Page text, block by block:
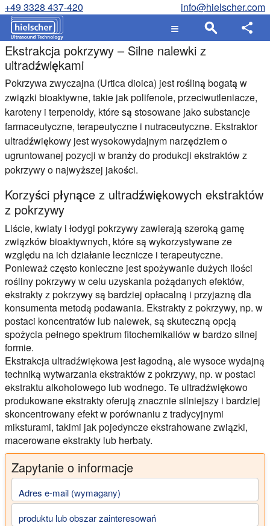
+49 3328 437-420 info@hielscher.com
Ekstrakcja pokrzywy – Silne nalewki z
ultradźwiękami
Pokrzywa zwyczajna (Urtica dioica) jest rośliną bogatą w
związki bioaktywne, takie jak polifenole, przeciwutleniacze,
karoteny i terpenoidy, które są stosowane jako substancje
farmaceutyczne, terapeutyczne i nutraceutyczne. Ekstraktor
ultradźwiękowy jest wysokowydajnym narzędziem o
ugruntowanej pozycji w branży do produkcji ekstraktów z
pokrzywy o najwyższej jakości.
Korzyści płynące z ultradźwiękowych ekstraktów
z pokrzywy
Liście, kwiaty i łodygi pokrzywy zawierają szeroką gamę
związków bioaktywnych, które są wykorzystywane ze
względu na ich działanie lecznicze i terapeutyczne.
Ponieważ często konieczne jest spożywanie dużych ilości
rośliny pokrzywy w celu uzyskania pożądanych efektów,
ekstrakty z pokrzywy są bardziej opłacalną i przyjazną dla
konsumenta metodą podawania. Ekstrakty z pokrzywy, np. w
postaci koncentratów lub nalewek, są skuteczną opcją
spożycia pełnego spektrum fitochemikaliów w bardzo silnej
formie.
Ekstrakcja ultradźwiękowa jest łagodną, ale wysoce wydajną
techniką wytwarzania ekstraktów z pokrzywy, np. w postaci
ekstraktu alkoholowego lub wodnego. Te ultradźwiękowo
produkowane ekstrakty oferują znacznie silniejszy i bardziej
skoncentrowany efekt w porównaniu z tradycyjnymi
miksturami, takimi jak pojedyncze ekstrahowane związki,
macerowane ekstrakty lub herbaty.
Zapytanie o informacje
Adres e-mail (wymagany)
produktu lub obszar zainteresowań